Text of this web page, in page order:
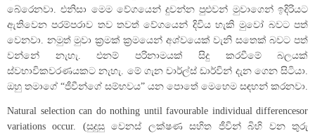
බේරෙනවා. එනිසා මෙම වේගයෙන් දුවන්න පුළුවන් මුවාගෙන් ඉදිරියට
ඇතිවෙන පරම්පරාව තව තවත් වේගයෙන් දිවිය හැකි මුවෝ බවට පත්
වෙනවා. නමුත් මුවා ක්‍රමක් ක්‍රමයෙන් අශ්වයෙක් වැනි සතෙක් බවට පත්
වන්නේ නැහැ. එනම් පරිනාමයක් සිදු කරවීමේ බලයක්
ස්වභාවිකවරණයකට නැහැ. මේ ගැන චාර්ල්ස් ඩාර්වින් දැන ගෙන සිටියා.
ඔහු තමාගේ “ජීවීන්ගේ සම්භවය” යන පොතේ මෙහෙම සඳහන් කරනවා.
Natural selection can do nothing until favourable individual differencesor
variations occur. (සුදුසු වෙනස් ලක්ෂණ සහිත ජීවින් බිහි වන තුරු